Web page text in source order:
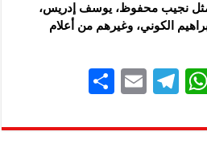
مثل نجيب محفوظ، يوسف إدريس،
الكوني، وغيرهم من أعلام
P
W
at
Te
gr
E
ai
ar